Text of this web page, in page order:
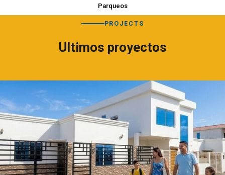
Parqueos
PROJECTS
Ultimos proyectos